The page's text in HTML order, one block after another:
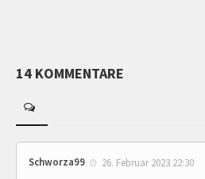
14 KOMMENTARE
Schworza99 26. Februar 2023 22:30